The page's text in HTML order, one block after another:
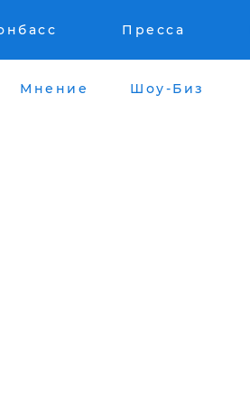
Пресса
Мнение Шоу-Биз